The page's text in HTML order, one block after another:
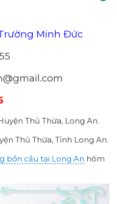
Minh Đức
Thủ Thừa, Long An.
Thủ Thừa, Tỉnh Long An.
bồn cầu tại Long An hôm